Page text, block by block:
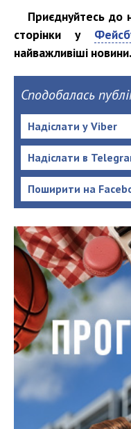
Приєднуйтесь до
сторінки у
найважливіші новини.
Сподобалась
Надіслати у Viber
Надіслати в
Поширити на